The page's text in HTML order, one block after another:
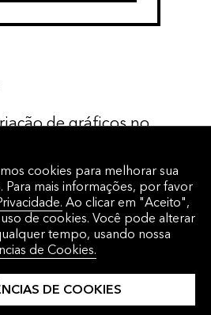
de gráficos no
diversos aplicativos e
que você acesse
e estudos importantes
com um template padrão
instrumentos de
configurar dados e
cookies para melhorar sua
Para mais informações, por favor
Ao clicar em "Aceito",
de cookies. Você pode alterar
tempo, usando nossa
de Cookies.
DE COOKIES